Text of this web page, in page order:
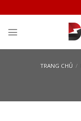
to
content
TRANG CHỦ /